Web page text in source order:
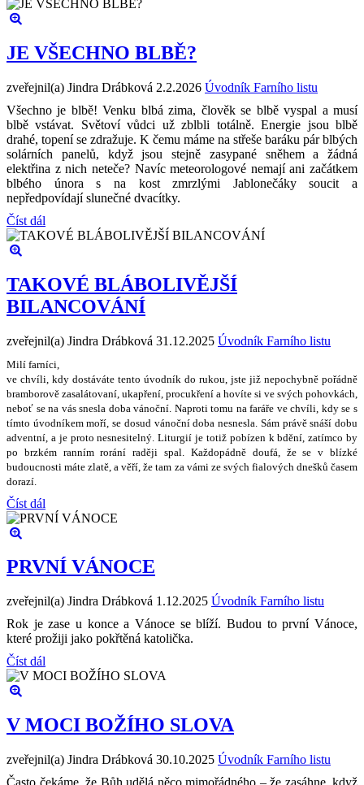
JE VŠECHNO BLBĚ?
zveřejnil(a) Jindra Drábková 2.2.2026 Úvodník Farního listu
Všechno je blbě! Venku blbá zima, člověk se blbě vyspal a musí
blbě vstávat. Světoví vůdci už zblbli totálně. Energie jsou blbě
drahé, topení se zdražuje. K čemu máme na střeše baráku pár blbých
solárních panelů, když jsou stejně zasypané sněhem a žádná
elektřina z nich neteče? Navíc meteorologové nemají ani začátkem
blbého února s na kost zmrzlými Jablonečáky soucit a
nepředpovídají slunečné dvacítky.
Číst dál
TAKOVÉ BLÁBOLIVĚJŠÍ
BILANCOVÁNÍ
zveřejnil(a) Jindra Drábková 31.12.2025 Úvodník Farního listu
Milí farníci,
ve chvíli, kdy dostáváte tento úvodník do rukou, jste již nepochybně pořádně
bramborově zasalátovaní, ukapření, procukření a hovíte si ve svých pohovkách,
neboť se na vás snesla doba vánoční. Naproti tomu na faráře ve chvíli, kdy se s
tímto úvodníkem moří, se dosud vánoční doba nesnesla. Sám právěsnáší dobu
adventní, a je proto nesnesitelný . Liturgií je totiž pobízen k bdění, zatímco by
po brzkém ranním rorání raději spal. Každopádně doufá, že se v blízké
budoucnosti máte zlatě , a věří,že tam za vámi ze svých fialových dnešků časem
dorazí.
Číst dál
PRVNÍ VÁNOCE
zveřejnil(a) Jindra Drábková 1.12.2025 Úvodník Farního listu
Rok je zase u konce a Vánoce se blíží. Budou to první Vánoce,
které prožiji jako pokřtěná katolička.
Číst dál
V MOCI BOŽÍHO SLOVA
zveřejnil(a) Jindra Drábková 30.10.2025 Úvodník Farního listu